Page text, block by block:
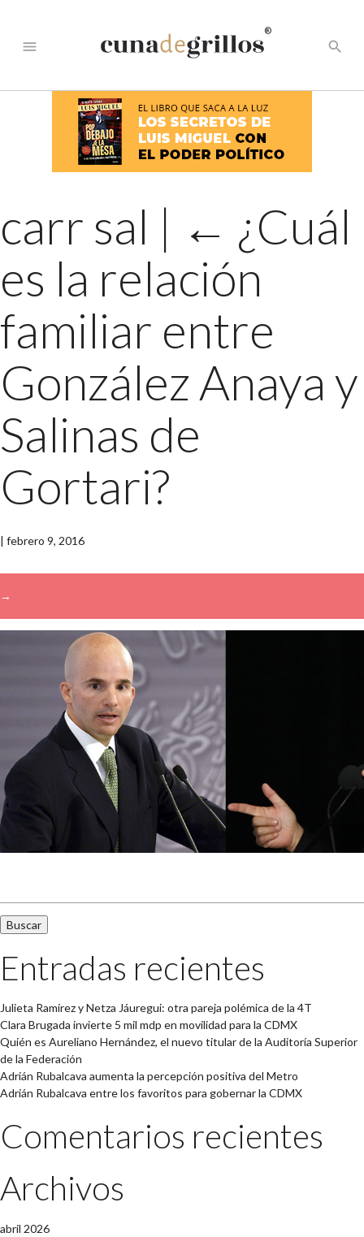
menu
®
search
carr sal | ← ¿Cuál
es la relación
familiar entre
González Anaya y
Salinas de
Gortari?
| febrero 9, 2016
→
Entradas recientes
Julieta Ramírez y Netza Jáuregui: otra pareja polémica de la 4T
Clara Brugada invierte 5 mil mdp en movilidad para la CDMX
Quién es Aureliano Hernández, el nuevo titular de la Auditoría Superior
de la Federación
Adrián Rubalcava aumenta la percepción positiva del Metro
Adrián Rubalcava entre los favoritos para gobernar la CDMX
Comentarios recientes
Archivos
abril 2026